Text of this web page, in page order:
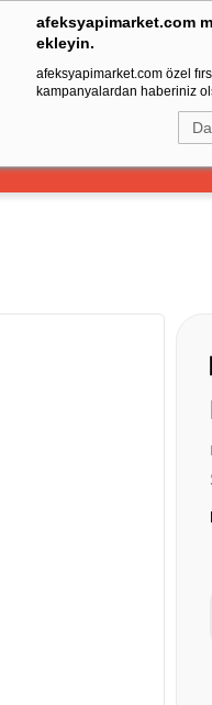
afeksyapimarket.com
ekleyin.
afeksyapimarket.com özel
kampanyalardan haberiniz